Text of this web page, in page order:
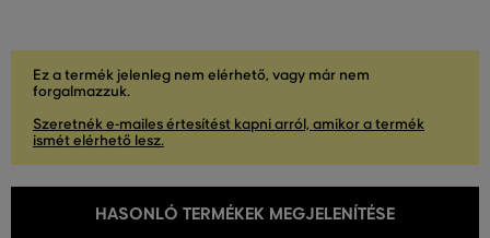
Ez a termék jelenleg nem elérhető, vagy már nem
forgalmazzuk.
Szeretnék e-mailes értesítést kapni arról, amikor a termék
ismét elérhető lesz.
HASONLÓ TERMÉKEK MEGJELENÍTÉSE